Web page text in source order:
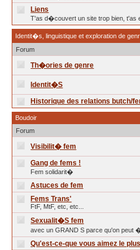
Liens
T'as d�couvert un site trop bien, t'as
Identit�s, linguistique et exploration de
Forum
Th�ories de genre
Identit�S
Historique des relations butch/
Boudoir
Forum
Visibilit� fem
Gang de fems !
Fem solidarit�
Astuces de fem
Fems Trans'
FtF, MtF, etc, etc...
Sexualit�S fem
avec un GRAND S parce qu'on peut
Qu'est-ce-que vous aimez le